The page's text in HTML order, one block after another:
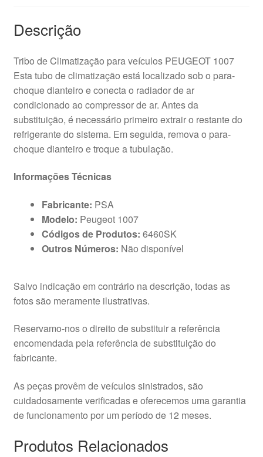
Descrição
Tribo de Climatização para veículos PEUGEOT 1007
Esta tubo de climatização está localizado sob o para-
choque dianteiro e conecta o radiador de ar
condicionado ao compressor de ar. Antes da
substituição, é necessário primeiro extrair o restante do
refrigerante do sistema. Em seguida, remova o para-
choque dianteiro e troque a tubulação.
Informações Técnicas
Fabricante: PSA
Modelo: Peugeot 1007
Códigos de Produtos: 6460SK
Outros Números: Não disponível
Salvo indicação em contrário na descrição, todas as
fotos são meramente ilustrativas.
Reservamo-nos o direito de substituir a referência
encomendada pela referência de substituição do
fabricante.
As peças provêm de veículos sinistrados, são
cuidadosamente verificadas e oferecemos uma garantia
de funcionamento por um período de 12 meses.
Produtos Relacionados